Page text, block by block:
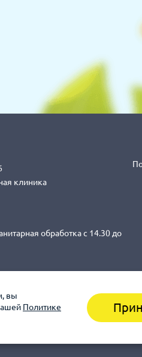
вы
Политике
клиника
обработка с 14.30 до
43-41 клиника (Санитарная